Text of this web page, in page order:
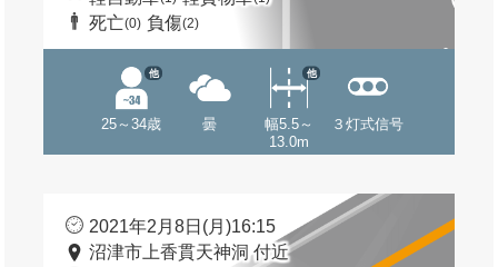
死亡(0) 負傷(2)
25～34歳
他
曇
幅5.5～
13.0m
他
３灯式信号
2021年2月8日(月)16:15
沼津市上香貫天神洞 付近